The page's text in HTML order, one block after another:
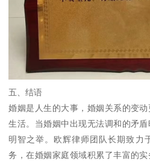
五、结语
婚姻是人生的大事，婚姻关系的变
生活。当婚姻中出现无法调和的矛
明智之举。欧辉律师团队长期致力
务，在婚姻家庭领域积累了丰富的